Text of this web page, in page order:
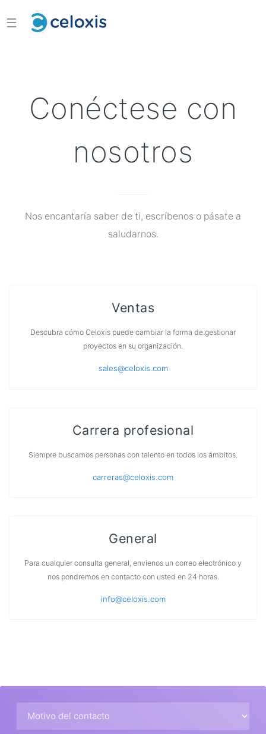
☰
Conéctese con
nosotros
Nos encantaría saber de ti, escríbenos o pásate a
saludarnos.
Ventas
Descubra cómo Celoxis puede cambiar la forma de gestionar
proyectos en su organización.
sales@celoxis.com
Carrera profesional
Siempre buscamos personas con talento en todos los ámbitos.
carreras@celoxis.com
General
Para cualquier consulta general, envíenos un correo electrónico y
nos pondremos en contacto con usted en 24 horas.
info@celoxis.com